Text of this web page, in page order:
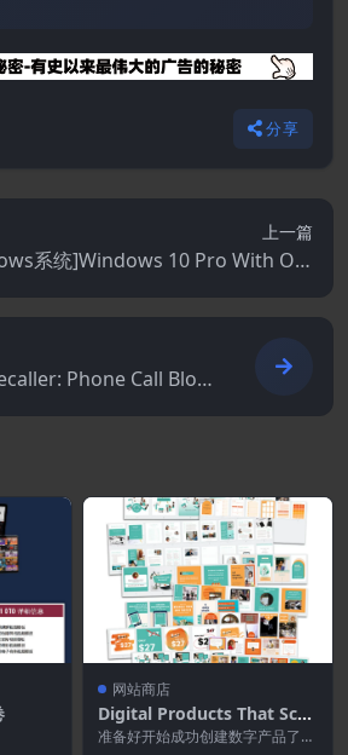
分享
上一篇
系统]Windows 10 Pro With Offi
Phone Call Bloc
网站商店
Digital Products That Scal
e™ 模板
准备好开始成功创建数字产品了